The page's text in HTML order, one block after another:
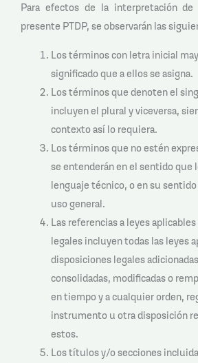
Para efectos de la interpretación
presente PTDP, se observarán las
Los términos con letra inicial
significado que a ellos se asigna.
Los términos que denoten el
incluyen el plural y viceversa,
contexto así lo requiera.
Los términos que no estén
se entenderán en el sentido que
lenguaje técnico, o en su
uso general.
Las referencias a leyes
legales incluyen todas las leyes
disposiciones legales
consolidadas, modificadas o
en tiempo y a cualquier orden,
instrumento u otra disposición
estos.
Los títulos y/o secciones